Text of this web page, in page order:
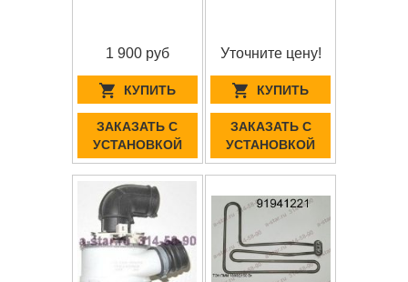
1 900 руб
КУПИТЬ
ЗАКАЗАТЬ С
УСТАНОВКОЙ
Уточните цену!
КУПИТЬ
ЗАКАЗАТЬ С
УСТАНОВКОЙ